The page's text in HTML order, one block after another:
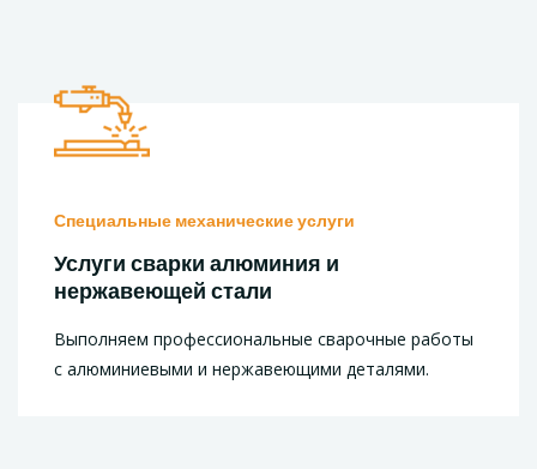
Специальные механические услуги
Услуги сварки алюминия и
нержавеющей стали
Выполняем профессиональные сварочные работы
с алюминиевыми и нержавеющими деталями.